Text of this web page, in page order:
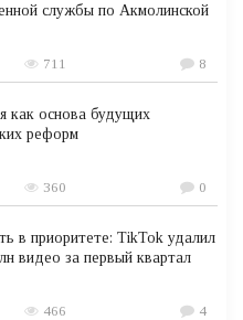
службы по Акмолинской
711 8
как основа будущих
реформ
360 0
в приоритете: TikTok удалил
видео за первый квартал
466 4